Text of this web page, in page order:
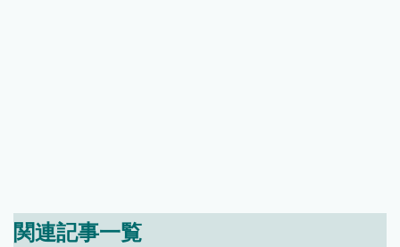
関連記事一覧